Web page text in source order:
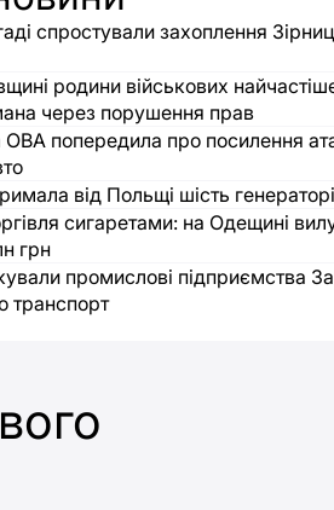
спростували захоплення
родини військових
через порушення прав
попередила про посилення
від Польщі шість
сигаретами: на Одещині
грн
промислові підприємства
транспорт